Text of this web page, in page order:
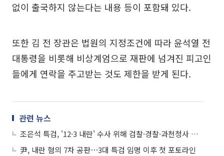
없이 출국하지 않는다는 내용 등이 포함돼 있다.
또한 김 전 장관은 법원의 지정조건에 따라 윤석열 전
대통령을 비롯해 비상계엄으로 재판에 넘겨진 피고인
들에게 연락을 주고받는 것도 제한을 받게 된다.
관련 뉴스
조은석 특검, '12·3 내란' 수사 위해 검찰·경찰·과천청사 사무실 검토
尹, 내란 혐의 7차 공판⋯3대 특검 임명 이후 첫 포토라인